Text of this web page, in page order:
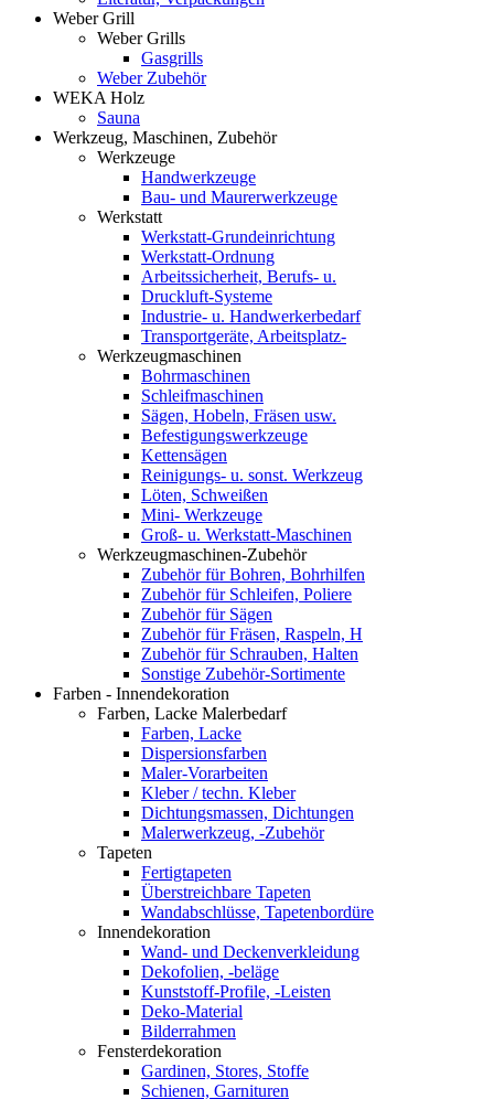
Weber Grill
Weber Grills
Gasgrills
Weber Zubehör
WEKA Holz
Sauna
Werkzeug, Maschinen, Zubehör
Werkzeuge
Handwerkzeuge
Bau- und Maurerwerkzeuge
Werkstatt
Werkstatt-Grundeinrichtung
Werkstatt-Ordnung
Arbeitssicherheit, Berufs- u.
Druckluft-Systeme
Industrie- u. Handwerkerbedarf
Transportgeräte, Arbeitsplatz-
Werkzeugmaschinen
Bohrmaschinen
Schleifmaschinen
Sägen, Hobeln, Fräsen usw.
Befestigungswerkzeuge
Kettensägen
Reinigungs- u. sonst. Werkzeug
Löten, Schweißen
Mini- Werkzeuge
Groß- u. Werkstatt-Maschinen
Werkzeugmaschinen-Zubehör
Zubehör für Bohren, Bohrhilfen
Zubehör für Schleifen, Poliere
Zubehör für Sägen
Zubehör für Fräsen, Raspeln, H
Zubehör für Schrauben, Halten
Sonstige Zubehör-Sortimente
Farben - Innendekoration
Farben, Lacke Malerbedarf
Farben, Lacke
Dispersionsfarben
Maler-Vorarbeiten
Kleber / techn. Kleber
Dichtungsmassen, Dichtungen
Malerwerkzeug, -Zubehör
Tapeten
Fertigtapeten
Überstreichbare Tapeten
Wandabschlüsse, Tapetenbordüre
Innendekoration
Wand- und Deckenverkleidung
Dekofolien, -beläge
Kunststoff-Profile, -Leisten
Deko-Material
Bilderrahmen
Fensterdekoration
Gardinen, Stores, Stoffe
Schienen, Garnituren